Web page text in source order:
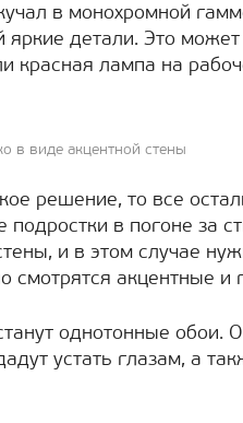
в монохромной
яркие детали. Это
красная лампа на
в виде акцентной стены
решение, то все
подростки в погоне за
и в этом случае
смотрятся акцентные и
однотонные обои.
устать глазам, а